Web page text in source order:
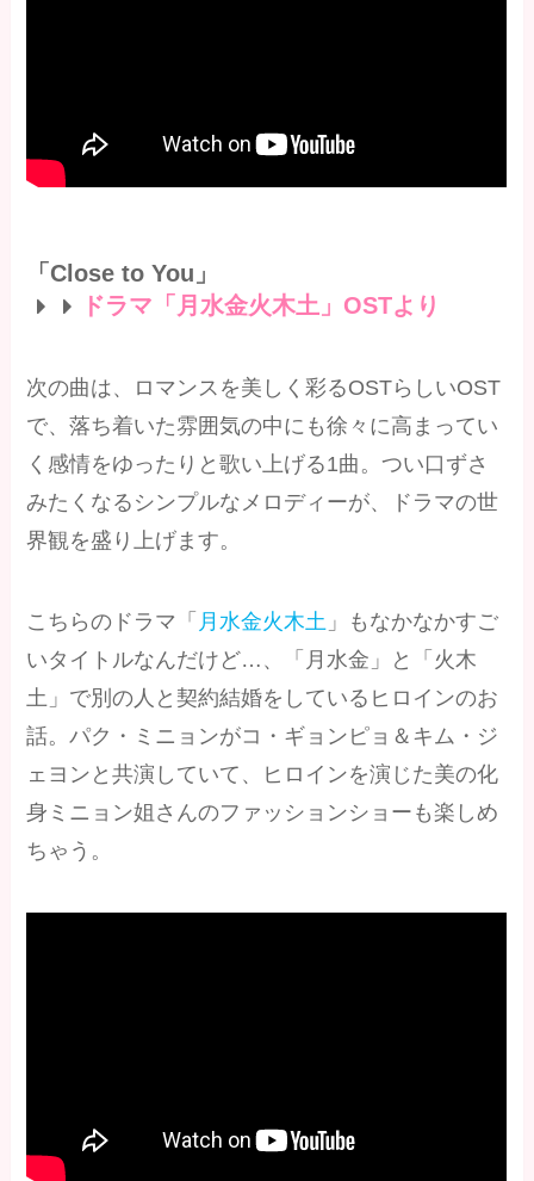
「Close to You」
ドラマ「月水金火木土」OSTより
次の曲は、ロマンスを美しく彩るOSTらしいOST
で、落ち着いた雰囲気の中にも徐々に高まってい
く感情をゆったりと歌い上げる1曲。つい口ずさ
みたくなるシンプルなメロディーが、ドラマの世
界観を盛り上げます。
こちらのドラマ「 月水金火木土 」もなかなかすご
いタイトルなんだけど…、「月水金」と「火木
土」で別の人と契約結婚をしているヒロインのお
話。パク・ミニョンがコ・ギョンピョ＆キム・ジ
ェヨンと共演していて、ヒロインを演じた美の化
身ミニョン姐さんのファッションショーも楽しめ
ちゃう。